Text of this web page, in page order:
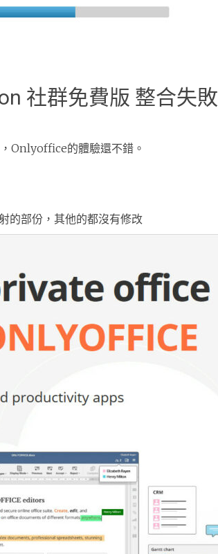
社群免費版 整合失敗
Onlyoffice的體驗還不錯。
的部份，其他的都沒有修改